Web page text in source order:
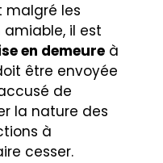
malgré les
il est
en demeure à
être envoyée
de
la nature des
à
cesser.